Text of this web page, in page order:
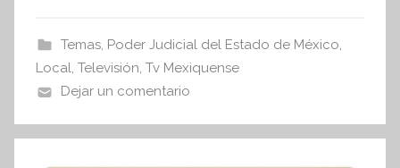
e
I
n
b
o
o
k
A
p
p
Temas, Poder Judicial del Estado de México,
Local, Televisión, Tv Mexiquense
Dejar un comentario